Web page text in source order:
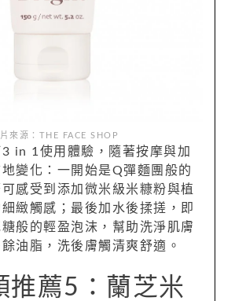
來源：THE FACE SHOP
in 1使用體驗，隨著按摩與加
變化：一開始是Q彈麵團般的
感受到添加微米級米糠粉與植
緻觸感；最後加水後揉搓，即
般的輕盈泡沫，幫助洗淨肌膚
油脂，洗後膚觸清爽舒適。
推薦5：蘭芝米